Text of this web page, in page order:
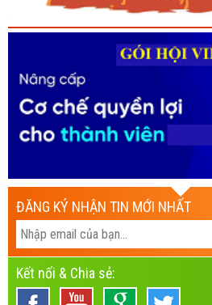
ĐĂNG KÝ NHẬN TIN MỚI NHẤT
Kết nối & Chia sẻ: